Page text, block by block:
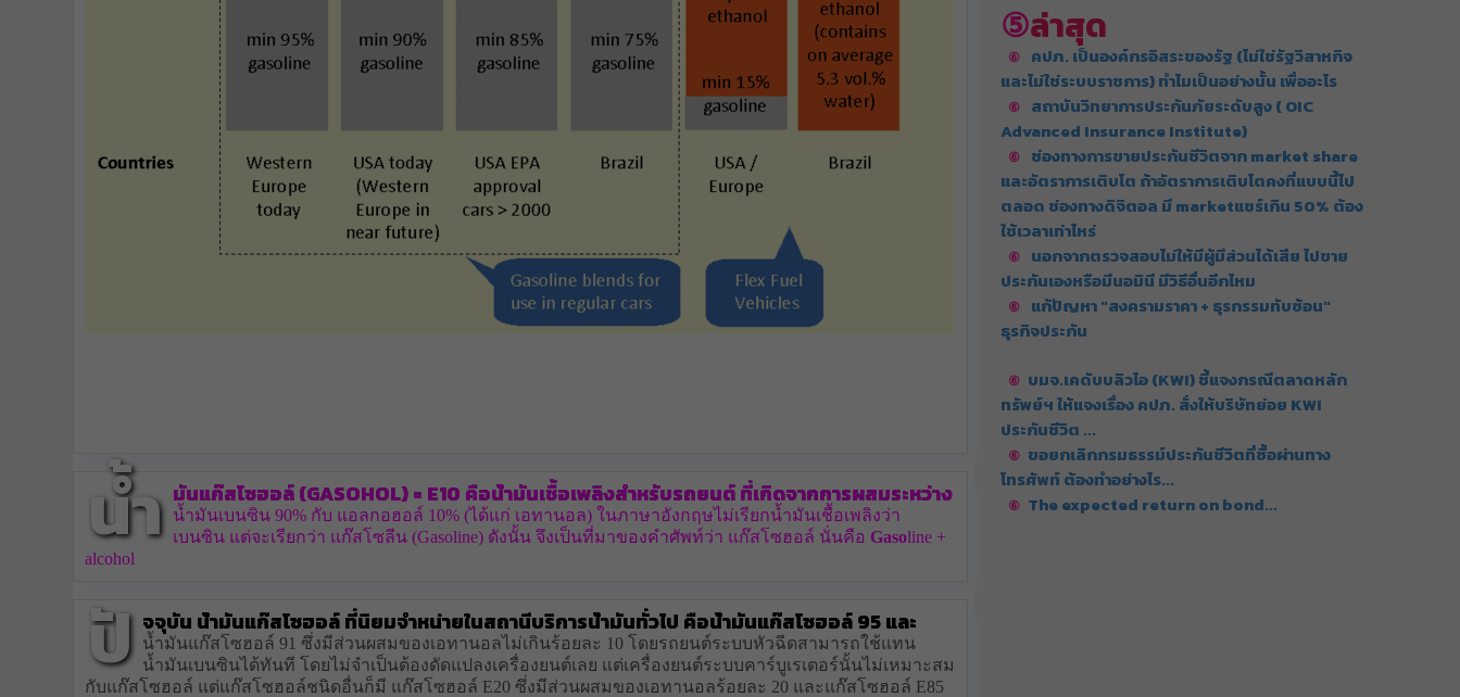
น้ำ มันแก๊สโซฮอล์(Gasohol) = E10 คือน้ำมันเชื้อเพลิงสำหรับรถยนต์ ที่เกิดจากการผสมระหว่าง
น้ำมันเบนซิน 90% กับ แอลกอฮอล์ 10% (ได้แก่ เอทานอล) ในภาษาอังกฤษไม่เรียกน้ำมันเชื้อเพลิงว่า
เบนซิน แต่จะเรียกว่า แก๊สโซลีน (Gasoline) ดังนั้น จึงเป็นที่มาของคำศัพท์ว่า แก๊สโซฮอล์ นั่นคือ Gasoline +
alcohol
ปั จจุบัน น้ำมันแก๊สโซฮอล์ ที่นิยมจำหน่ายในสถานีบริการน้ำมันทั่วไป คือน้ำมันแก๊สโซฮอล์ 95 และ
น้ำมันแก๊สโซฮอล์ 91 ซึ่งมีส่วนผสมของเอทานอลไม่เกินร้อยละ 10 โดยรถยนต์ระบบหัวฉีดสามารถใช้แทน
น้ำมันเบนซินได้ทันที โดยไม่จำเป็นต้องดัดแปลงเครื่องยนต์เลย แต่เครื่องยนต์ระบบคาร์บูเรเตอร์นั้นไม่เหมาะสม
กับแก๊สโซฮอล์ แต่แก๊สโซฮอล์ชนิดอื่นก็มี แก๊สโซฮอล์ E20 ซึ่งมีส่วนผสมของเอทานอลร้อยละ 20 และแก๊สโซฮอล์ E85
ล่าสุด
คปภ. เป็นองค์กรอิสระของรัฐ (ไม่ใช่รัฐวิสาหกิจ
และไม่ใช่ระบบราชการ) ทำไมเป็นอย่างนั้น เพื่ออะไร
สถาบันวิทยาการประกันภัยระดับสูง ( OIC
Advanced Insurance Institute)
ช่องทางการขายประกันชีวิตจาก market share
และอัตราการเติบโต ถ้าอัตราการเติบโตคงที่แบบนี้ไป
ตลอด ช่องทางดิจิตอล มี marketแชร์เกิน 50% ต้อง
ใช้เวลาเท่าไหร่
นอกจากตรวจสอบไม่ให้มีผู้มีส่วนได้เสีย ไปขาย
ประกันเองหรือมีนอมินี มีวิธีอื่นอีกไหม
แก้ปัญหา "สงครามราคา + ธุรกรรมทับซ้อน"
ธุรกิจประกัน
บมจ.เคดับบลิวไอ (KWI) ชี้แจงกรณีตลาดหลัก
ทรัพย์ฯ ให้แจงเรื่อง คปภ. สั่งให้บริษัทย่อย KWI
ประกันชีวิต ...
ขอยกเลิกกรมธรรม์ประกันชีวิตที่ซื้อผ่านทาง
โทรศัพท์ ต้องทำอย่างไร...
The expected return on bond...